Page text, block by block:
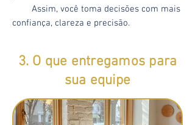
Assim, você toma decisões com mais
confiança, clareza e precisão.
3. O que entregamos para
sua equipe